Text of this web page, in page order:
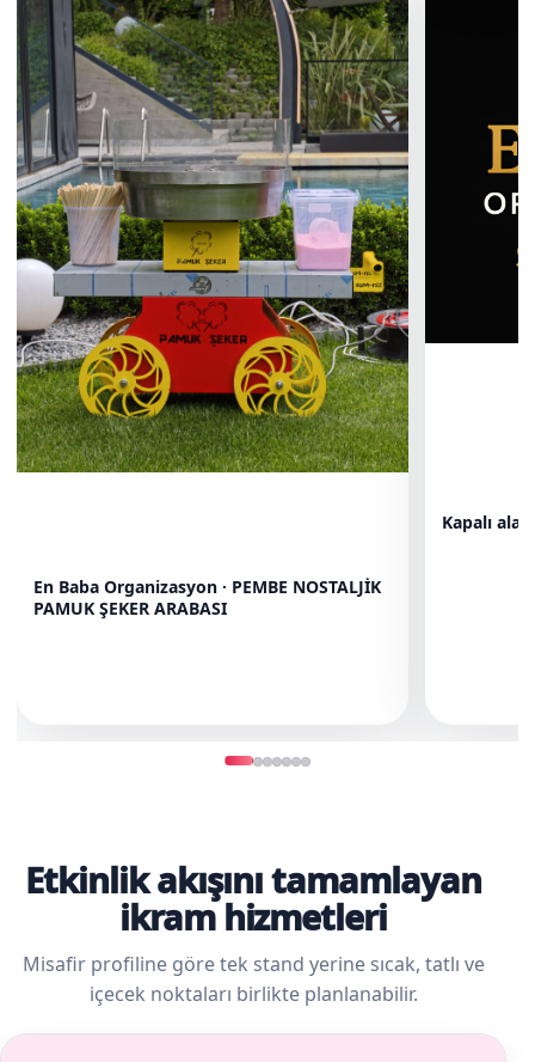
En Baba Organizasyon · PEMBE NOSTALJİK
PAMUK ŞEKER ARABASI
Kapalı
Etkinlik akışını tamamlayan
ikram hizmetleri
Misafir profiline göre tek stand yerine sıcak, tatlı ve
içecek noktaları birlikte planlanabilir.